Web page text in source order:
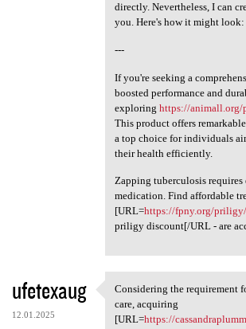
directly. Nevertheless, I can
you. Here's how it might look:
---
If you're seeking a
boosted performance and
exploring https://
This product offers
a top choice for individuals
their health efficiently.
Zapping tuberculosis requires
medication. Find affordable
[URL=https://fpny.org/priligy/
priligy discount[/URL - are
ufetexaug
12.01.2025
Considering the
Considering the requirement
care, acquiring
[URL=https://